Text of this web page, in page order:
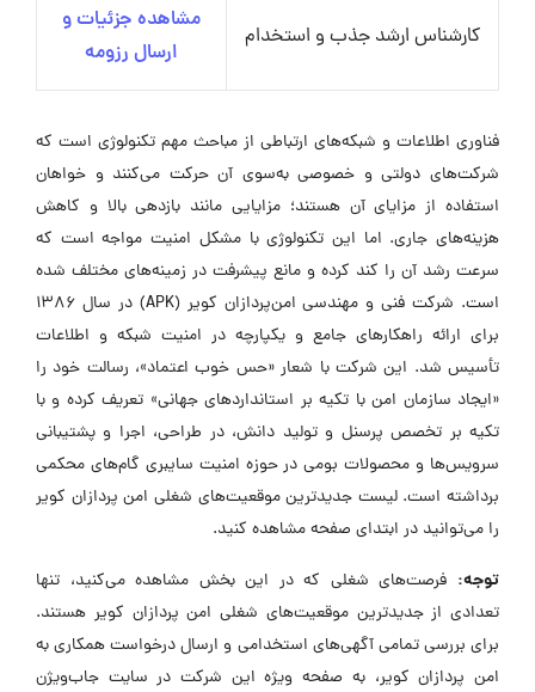
کارشناس ارشد جذب و استخدام
مشاهده جزئیات و
ارسال رزومه
فناوری اطلاعات و شبکه‌های ارتباطی از مباحث مهم تکنولوژی است که
شرکت‌های دولتی و خصوصی به‌سوی آن حرکت می‌کنند و خواهان
استفاده از مزایای آن هستند؛ مزایایی مانند بازدهی بالا و کاهش
هزینه‌های جاری. اما این تکنولوژی با مشکل امنیت مواجه است که
سرعت رشد آن را کند کرده و مانع پیشرفت در زمینه‌های مختلف شده
است. شرکت فنی و مهندسی امن‌پردازان کویر (APK) در سال ۱۳۸۶
برای ارائه راهکارهای جامع و یکپارچه در امنیت شبکه و اطلاعات
تأسیس شد. این شرکت با شعار «حس خوب اعتماد»، رسالت خود را
«ایجاد سازمان امن با تکیه بر استانداردهای جهانی» تعریف کرده و با
تکیه بر تخصص پرسنل و تولید دانش، در طراحی، اجرا و پشتیبانی
سرویس‌ها و محصولات بومی در حوزه امنیت سایبری گام‌های محکمی
برداشته است. لیست جدیدترین موقعیت‌های شغلی امن پردازان کویر
را می‌توانید در ابتدای صفحه مشاهده کنید.
توجه: فرصت‌های شغلی که در این بخش مشاهده می‌کنید، تنها
تعدادی از جدیدترین موقعیت‌های شغلی امن پردازان کویر هستند.
برای بررسی تمامی آگهی‌های استخدامی و ارسال درخواست همکاری به
امن پردازان کویر، به صفحه ویژه این شرکت در سایت جاب‌ویژن